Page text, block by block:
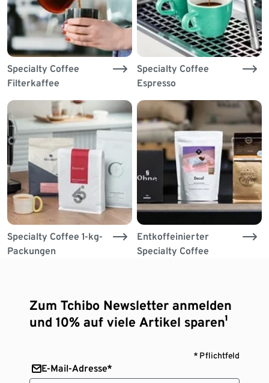
Specialty Coffee
Filterkaffee
Specialty Coffee
Espresso
Specialty Coffee 1-kg-
Packungen
Entkoffeinierter
Specialty Coffee
Zum Tchibo Newsletter anmelden
und 10% auf viele Artikel sparen¹
* Pflichtfeld
E-Mail-Adresse*